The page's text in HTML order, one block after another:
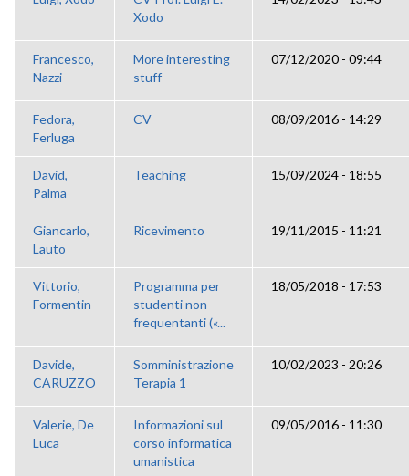
Xodo
Francesco,
Nazzi
More interesting
stuff
07/12/2020 - 09:44
Fedora,
Ferluga
CV 08/09/2016 - 14:29
David,
Palma
Teaching 15/09/2024 - 18:55
Giancarlo,
Lauto
Ricevimento 19/11/2015 - 11:21
Vittorio,
Formentin
Programma per
studenti non
frequentanti («...
18/05/2018 - 17:53
Davide,
CARUZZO
Somministrazione
Terapia 1
10/02/2023 - 20:26
Valerie, De
Luca
Informazioni sul
corso informatica
umanistica
09/05/2016 - 11:30